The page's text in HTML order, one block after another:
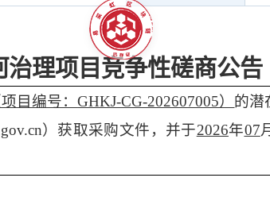
理项目 竞争性磋商公告
项目编号：GHKJ-CG-202607005） 的潜
）获取采购文件，并于2026年07